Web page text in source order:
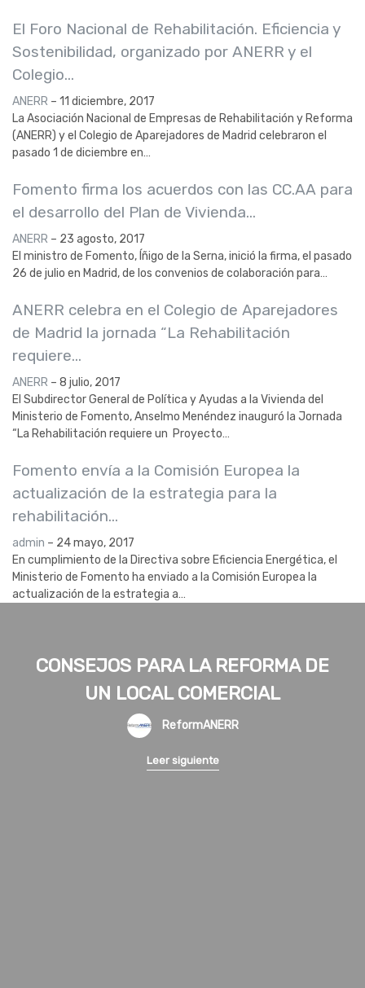
El Foro Nacional de Rehabilitación. Eficiencia y
Sostenibilidad, organizado por ANERR y el
Colegio…
ANERR – 11 diciembre, 2017
La Asociación Nacional de Empresas de Rehabilitación y Reforma
(ANERR) y el Colegio de Aparejadores de Madrid celebraron el
pasado 1 de diciembre en…
Fomento firma los acuerdos con las CC.AA para
el desarrollo del Plan de Vivienda…
ANERR – 23 agosto, 2017
El ministro de Fomento, Íñigo de la Serna, inició la firma, el pasado
26 de julio en Madrid, de los convenios de colaboración para…
ANERR celebra en el Colegio de Aparejadores
de Madrid la jornada “La Rehabilitación
requiere…
ANERR – 8 julio, 2017
El Subdirector General de Política y Ayudas a la Vivienda del
Ministerio de Fomento, Anselmo Menéndez inauguró la Jornada
“La Rehabilitación requiere un Proyecto…
Fomento envía a la Comisión Europea la
actualización de la estrategia para la
rehabilitación…
admin – 24 mayo, 2017
En cumplimiento de la Directiva sobre Eficiencia Energética, el
Ministerio de Fomento ha enviado a la Comisión Europea la
actualización de la estrategia a…
CONSEJOS PARA LA REFORMA DE
UN LOCAL COMERCIAL
ReformANERR
Leer siguiente